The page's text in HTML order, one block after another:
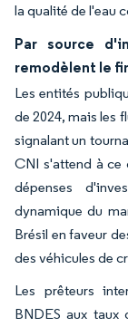
la qualité de l'eau
Par source
remodèlent le
Les entités
de 2024, mais les
signalant un
CNI s'attend à ce
dépenses
dynamique du
Brésil en faveur
des véhicules de
Les prêteurs
BNDES aux taux